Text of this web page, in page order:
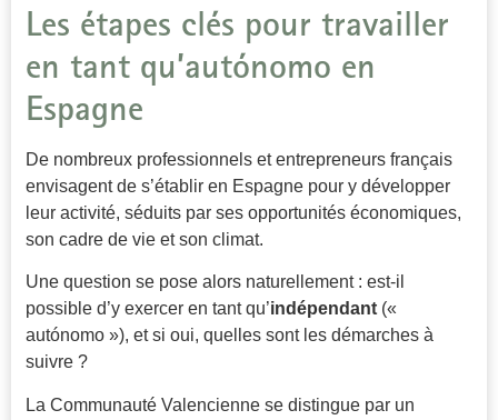
Les étapes clés pour travailler
en tant qu’autónomo en
Espagne
De nombreux professionnels et entrepreneurs français
envisagent de s’établir en Espagne pour y développer
leur activité, séduits par ses opportunités économiques,
son cadre de vie et son climat.
Une question se pose alors naturellement : est-il
possible d’y exercer en tant qu’indépendant(«
autónomo »), et si oui, quelles sont les démarches à
suivre ?
La Communauté Valencienne se distingue par un